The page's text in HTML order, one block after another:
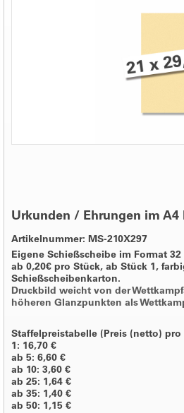
Urkunden / Ehrungen im A4
Artikelnummer: MS-210X297
Eigene Schießscheibe im Format
ab 0,20€ pro Stück, ab Stück 1,
Schießscheibenkarton.
Druckbild weicht von der
höheren Glanzpunkten als
Staffelpreistabelle (Preis (netto) pro
1: 16,70 €
ab 5: 6,60 €
ab 10: 3,60 €
ab 25: 1,64 €
ab 35: 1,40 €
ab 50: 1,15 €